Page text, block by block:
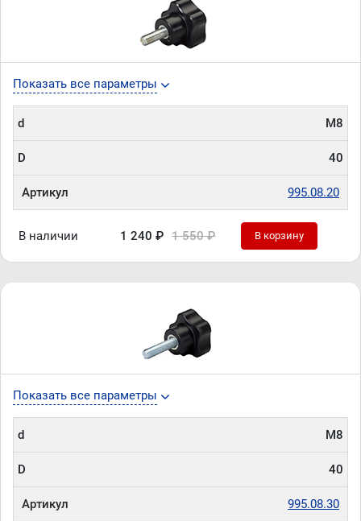
Показать все параметры
d М8
D 40
Артикул 995.08.20
В наличии 1 240 ₽ 1 550 ₽ В корзину
Показать все параметры
d М8
D 40
Артикул 995.08.30